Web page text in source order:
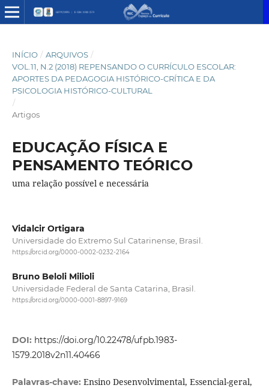
INÍCIO / ARQUIVOS /
VOL.11, N.2 (2018) REPENSANDO O CURRÍCULO ESCOLAR:
APORTES DA PEDAGOGIA HISTÓRICO-CRÍTICA E DA
PSICOLOGIA HISTÓRICO-CULTURAL
/
Artigos
EDUCAÇÃO FÍSICA E
PENSAMENTO TEÓRICO
uma relação possível e necessária
Vidalcir Ortigara
Universidade do Extremo Sul Catarinense, Brasil.
https://orcid.org/0000-0002-0232-2164
Bruno Beloli Milioli
Universidade Federal de Santa Catarina, Brasil.
https://orcid.org/0000-0001-8897-9169
DOI: https://doi.org/10.22478/ufpb.1983-
1579.2018v2n11.40466
Palavras-chave: Ensino Desenvolvimental, Essencial-geral,